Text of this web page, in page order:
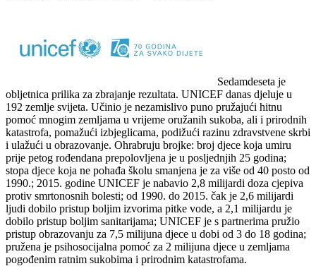
Sedamdeseta je
obljetnica prilika za zbrajanje rezultata. UNICEF danas djeluje u
192 zemlje svijeta. Učinio je nezamislivo puno pružajući hitnu
pomoć mnogim zemljama u vrijeme oružanih sukoba, ali i prirodnih
katastrofa, pomažući izbjeglicama, podižući razinu zdravstvene skrbi
i ulažući u obrazovanje. Ohrabruju brojke: broj djece koja umiru
prije petog rođendana prepolovljena je u posljednjih 25 godina;
stopa djece koja ne pohađa školu smanjena je za više od 40 posto od
1990.; 2015. godine UNICEF je nabavio 2,8 milijardi doza cjepiva
protiv smrtonosnih bolesti; od 1990. do 2015. čak je 2,6 milijardi
ljudi dobilo pristup boljim izvorima pitke vode, a 2,1 milijardu je
dobilo pristup boljim sanitarijama; UNICEF je s partnerima pružio
pristup obrazovanju za 7,5 milijuna djece u dobi od 3 do 18 godina;
pružena je psihosocijalna pomoć za 2 milijuna djece u zemljama
pogođenim ratnim sukobima i prirodnim katastrofama.